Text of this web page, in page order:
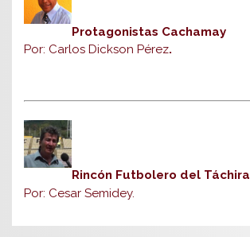
Protagonistas Cachamay
Por: Carlos Dickson Pérez.
Rincón Futbolero del Táchira
Por: Cesar Semidey.